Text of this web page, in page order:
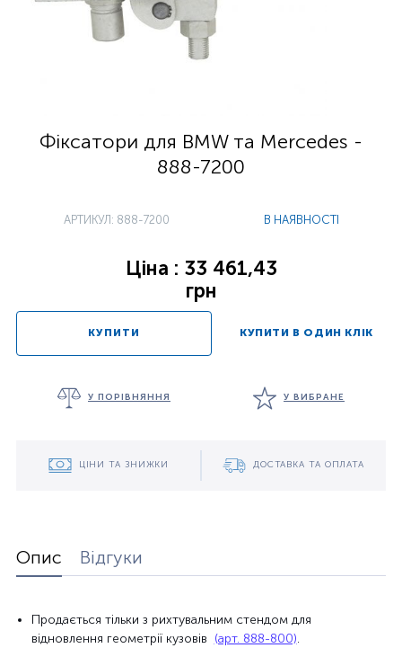
Фіксатори для BMW та Mercedes -
888-7200
АРТИКУЛ: 888-7200 В НАЯВНОСТІ
Ціна : 33 461,43
грн
КУПИТИ КУПИТИ В ОДИН КЛІК
У ПОРІВНЯННЯ У ВИБРАНЕ
ЦІНИ ТА ЗНИЖКИ ДОСТАВКА ТА ОПЛАТА
Опис Відгуки
Продається тільки з рихтувальним стендом для
відновлення геометрії кузовів ​ (арт. 888-800).